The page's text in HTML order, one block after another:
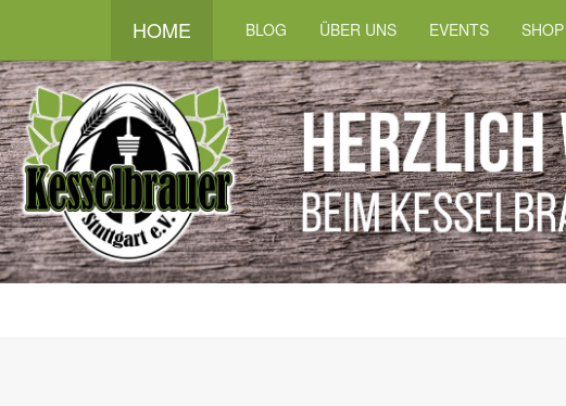
HOME BLOG ÜBER UNS EVENTS SHOP